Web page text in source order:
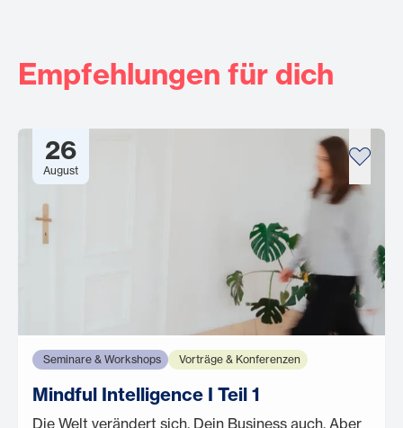
Empfehlungen für dich
26
August
Seminare & Workshops Vorträge & Konferenzen
Mindful Intelligence I Teil 1
Die Welt verändert sich. Dein Business auch. Aber